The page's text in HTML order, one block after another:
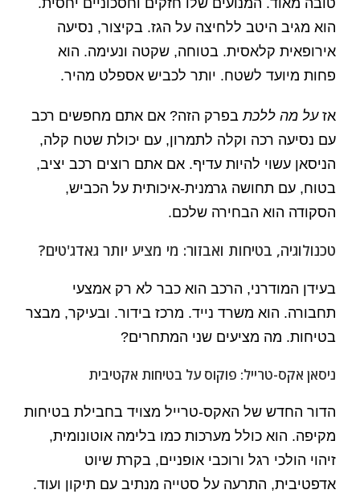
טובה מאוד. המנועים שלו חזקים וחסכוניים יחסית.
הוא מגיב היטב ללחיצה על הגז. בקיצור, נסיעה
אירופאית קלאסית. בטוחה, שקטה ונעימה. הוא
פחות מיועד לשטח. יותר לכביש אספלט מהיר.
אזעל מה ללכתבפרק הזה? אם אתם מחפשים רכב
עם נסיעה רכה וקלה לתמרון, עם יכולת שטח קלה,
הניסאן עשוי להיות עדיף. אם אתם רוצים רכב יציב,
בטוח, עם תחושה גרמנית-איכותית על הכביש,
הסקודה הוא הבחירה שלכם.
טכנולוגיה, בטיחות ואבזור: מי מציע יותר גאדג'טים?
בעידן המודרני, הרכב הוא כבר לא רק אמצעי
תחבורה. הוא משרד נייד. מרכז בידור. ובעיקר, מבצר
בטיחות. מה מציעים שני המתחרים?
ניסאן אקס-טרייל: פוקוס על בטיחות אקטיבית
הדור החדש של האקס-טרייל מצויד בחבילת בטיחות
מקיפה. הוא כולל מערכות כמו בלימה אוטונומית,
זיהוי הולכי רגל ורוכבי אופניים, בקרת שיוט
אדפטיבית, התרעה על סטייה מנתיב עם תיקון ועוד.